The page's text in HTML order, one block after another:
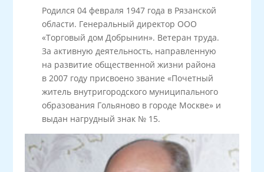
Родился 04 февраля 1947 года в Рязанской
области. Генеральный директор ООО
«Торговый дом Добрынин». Ветеран труда.
За активную деятельность, направленную
на развитие общественной жизни района
в 2007 году присвоено звание «Почетный
житель внутригородского муниципального
образования Гольяново в городе Москве» и
выдан нагрудный знак № 15.